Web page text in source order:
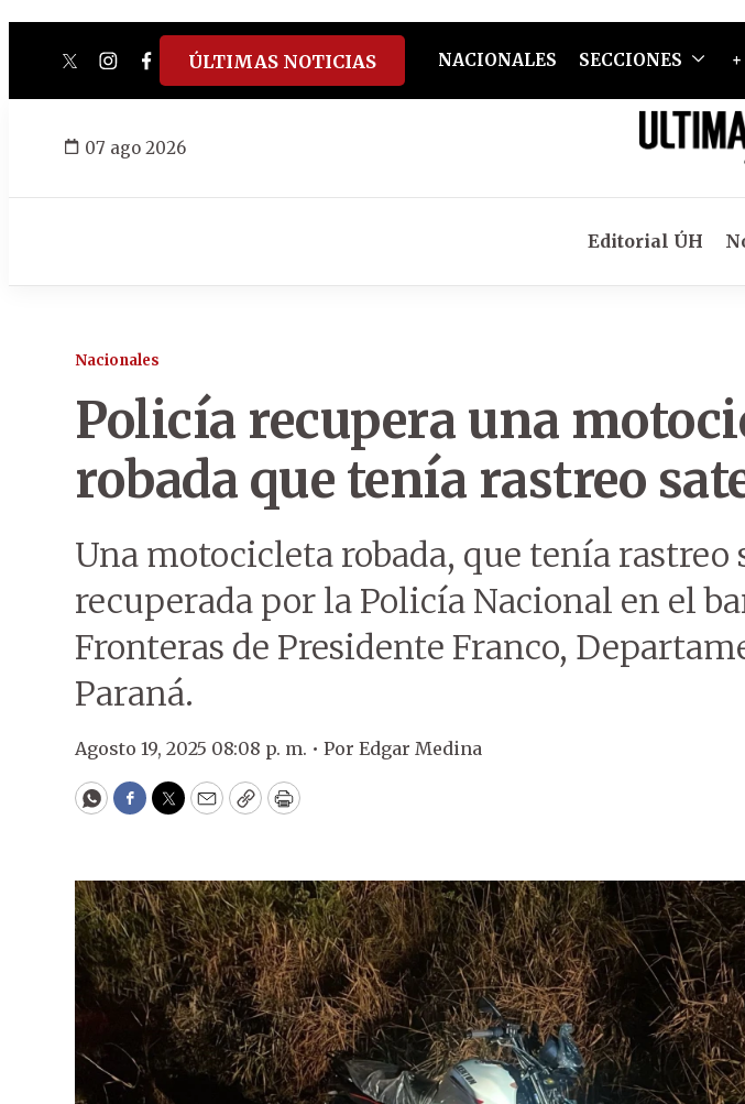
twitterinstagram
facebook
tiktokyoutube
spotify
ÚLTIMAS NOTICIAS NACIONALES SECCIONES
07 ago 2026
Editorial ÚH
Nacionales
Policía recupera una
robada que tenía rastreo
Una motocicleta robada, que tenía
recuperada por la Policía Nacional en el
Fronteras de Presidente Franco,
Paraná.
Agosto 19, 2025 08:08 p. m. • Por Edgar Medina
WhatsApp
Facebook
Twitter
EmailCopyPrint